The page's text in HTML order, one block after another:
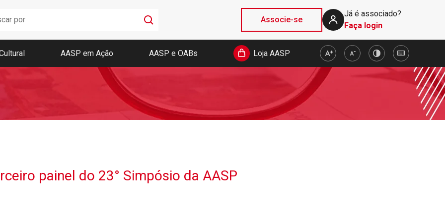
Associe-se
Já é associado?
Faça login
Boletim AASP
Coleção de Códigos de Bolso
Revista da AASP
AASP em Ação AASP e OABs Loja AASP
painel do 23° Simpósio da AASP